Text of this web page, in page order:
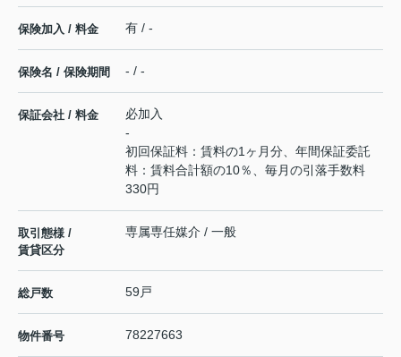
保険加入 / 料金 有 / -
保険名 / 保険期間 - / -
保証会社 / 料金
必加入
-
初回保証料：賃料の1ヶ月分、年間保証委託
料：賃料合計額の10％、毎月の引落手数料
330円
取引態様 /
賃貸区分
専属専任媒介 / 一般
総戸数 59戸
物件番号 78227663